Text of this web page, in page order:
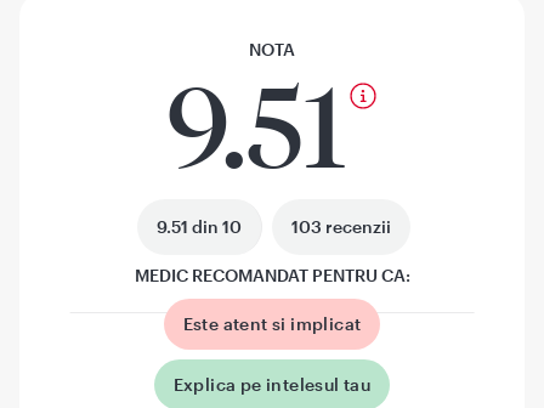
NOTA
9.51
9.51 din 10 103 recenzii
MEDIC RECOMANDAT PENTRU CA:
Este atent si implicat
Explica pe intelesul tau